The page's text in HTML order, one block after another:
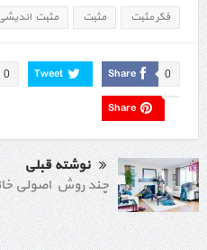
فکر مثبت
مثبت مثبت
Share 0
Tweet
0
Share
نوشته قبلی
چند روش اصولی